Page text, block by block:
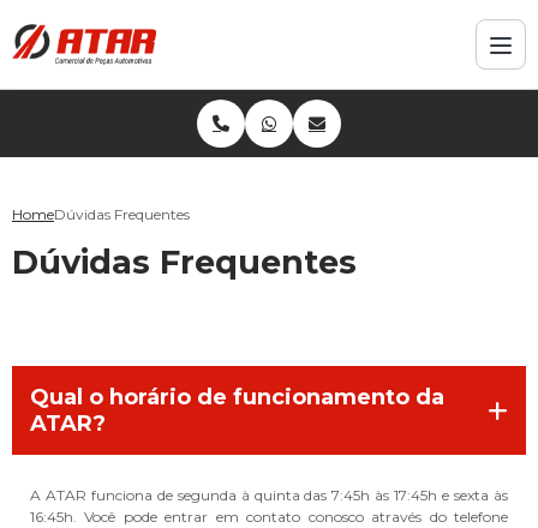
HomeDúvidas Frequentes
Dúvidas Frequentes
Qual o horário de funcionamento da
ATAR?
A ATAR funciona de segunda à quinta das 7:45h às 17:45h e sexta às
16:45h. Você pode entrar em contato conosco através do telefone